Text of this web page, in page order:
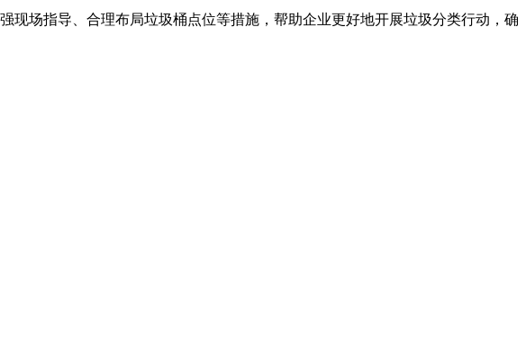
场指导、合理布局垃圾桶点位等措施，帮助企业更好地开展垃圾分类行动，确